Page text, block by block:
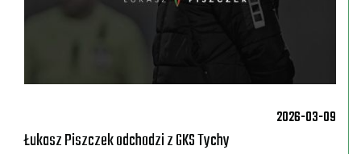
2026-03-09
Łukasz Piszczek odchodzi z GKS Tychy